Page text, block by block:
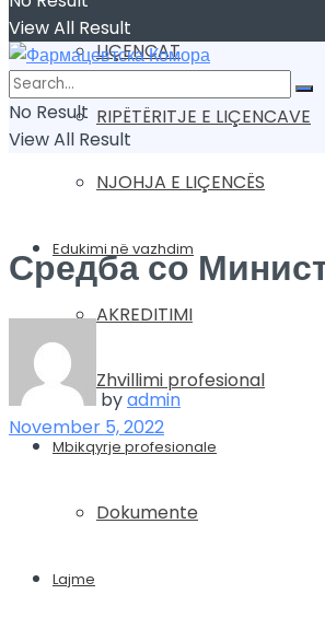
LIÇENCAT
RIPËTËRITJE E LIÇENCAVE
NJOHJA E LIÇENCËS
Edukimi në vazhdim
AKREDITIMI
Zhvillimi profesional
Mbikqyrje profesionale
Dokumente
Lajme
View All Result
No Result
View All Result
Средба со
byadmin
November 5, 2022